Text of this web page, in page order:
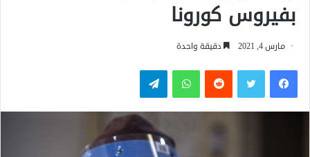
بفيروس كورونا
مارس 4, 2021 دقيقة واحدة
فيسبوكتويتر واتساب تيلقرام